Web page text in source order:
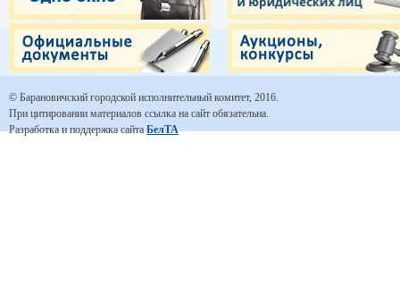
© Барановичский городской исполнительный комитет, 2016.
При цитировании материалов ссылка на сайт обязательна.
Разработка и поддержка сайтаБелТА